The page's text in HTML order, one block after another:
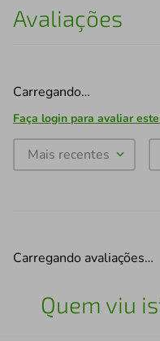
Avaliações
Carregando…
Faça login para avaliar
Mais recentes
Carregando avaliações…
Quem viu